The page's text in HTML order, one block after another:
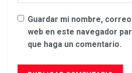
Guardar mi nombre,
web en este navegador
que haga un comentario.